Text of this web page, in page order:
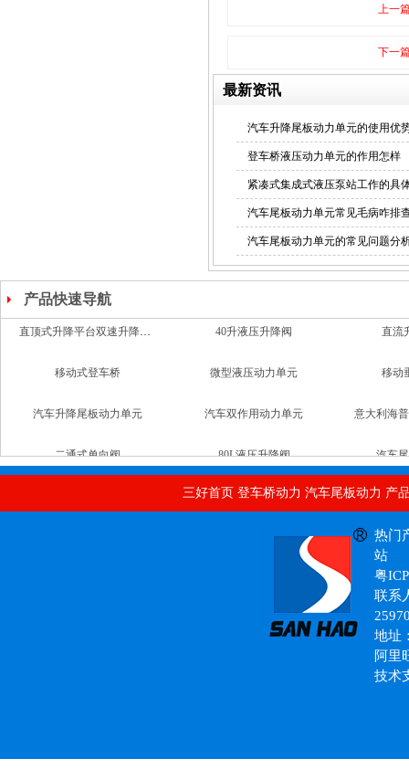
上一
下一
最新资讯
汽车升降尾板动力单元的使用优
登车桥液压动力单元的作用怎样
紧凑式集成式液压泵站工作的具
汽车尾板动力单元常见毛病咋排
汽车尾板动力单元的常见问题分
产品快速导航
自动汽车直流动力单元 直顶式升降平台双速升降支撑阀 40升
铣床升降台
三好首页 登车桥动力 汽车尾板动力 产
热门
站
粤
联系
地址
阿里
技术